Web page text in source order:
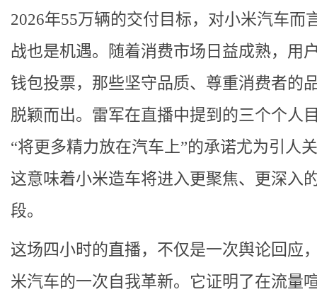
2026年55万辆的交付目标，对小米汽车而
战也是机遇。随着消费市场日益成熟，用
钱包投票，那些坚守品质、尊重消费者的
脱颖而出。雷军在直播中提到的三个个人
“将更多精力放在汽车上”的承诺尤为引
这意味着小米造车将进入更聚焦、更深入
段。
这场四小时的直播，不仅是一次舆论回应
米汽车的一次自我革新。它证明了在流量